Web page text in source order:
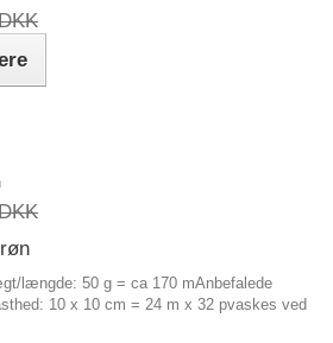
længde: 50 g = ca 170 mAnbefalede
10 x 10 cm = 24 m x 32 pvaskes ved